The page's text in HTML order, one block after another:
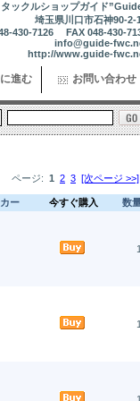
タックルショップガイド
埼玉県川口市石神90-2-
430-7126 FAX 048-430-
info@guide-
http://www.guide-
進む お問い合わせ
ページ: 1 2 3 [次ページ >>]
ー 今すぐ購入 数
1
1